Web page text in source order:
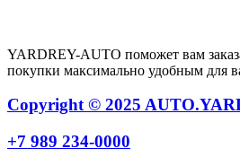
YARDREY-AUTO поможет вам
покупки максимально удобным для
Copyright © 2025
+7 989 234-0000